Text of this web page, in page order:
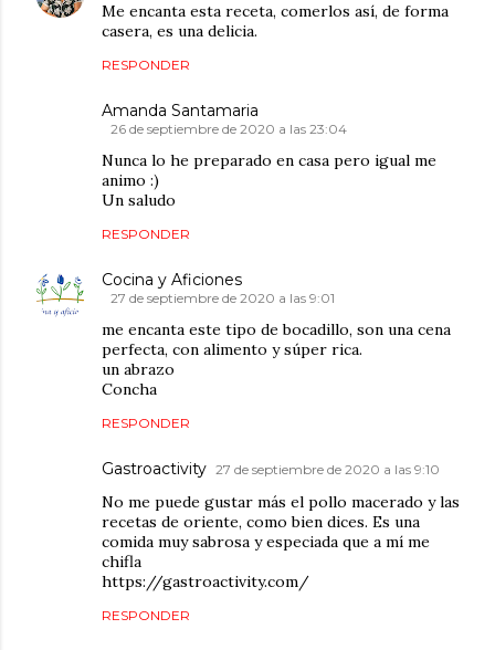
Me encanta esta receta, comerlos así, de forma
casera, es una delicia.
RESPONDER
Amanda Santamaria
26 de septiembre de 2020 a las 23:04
Nunca lo he preparado en casa pero igual me
animo :)
Un saludo
RESPONDER
Cocina y Aficiones
27 de septiembre de 2020 a las 9:01
me encanta este tipo de bocadillo, son una cena
perfecta, con alimento y súper rica.
un abrazo
Concha
RESPONDER
Gastroactivity 27 de septiembre de 2020 a las 9:10
No me puede gustar más el pollo macerado y las
recetas de oriente, como bien dices. Es una
comida muy sabrosa y especiada que a mí me
chifla
https://gastroactivity.com/
RESPONDER